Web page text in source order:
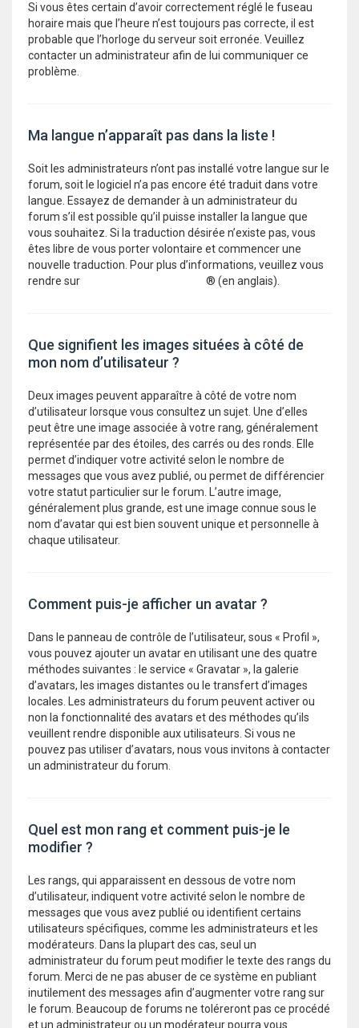
Si vous êtes certain d’avoir correctement réglé le fuseau
horaire mais que l’heure n’est toujours pas correcte, il est
probable que l’horloge du serveur soit erronée. Veuillez
contacter un administrateur afin de lui communiquer ce
problème.
Ma langue n’apparaît pas dans la liste !
Soit les administrateurs n’ont pas installé votre langue sur le
forum, soit le logiciel n’a pas encore été traduit dans votre
langue. Essayez de demander à un administrateur du
forum s’il est possible qu’il puisse installer la langue que
vous souhaitez. Si la traduction désirée n’existe pas, vous
êtes libre de vous porter volontaire et commencer une
nouvelle traduction. Pour plus d’informations, veuillez vous
rendre sur
® (en anglais).
Que signifient les images situées à côté de
mon nom d’utilisateur ?
Deux images peuvent apparaître à côté de votre nom
d’utilisateur lorsque vous consultez un sujet. Une d’elles
peut être une image associée à votre rang, généralement
représentée par des étoiles, des carrés ou des ronds. Elle
permet d’indiquer votre activité selon le nombre de
messages que vous avez publié, ou permet de différencier
votre statut particulier sur le forum. L’autre image,
généralement plus grande, est une image connue sous le
nom d’avatar qui est bien souvent unique et personnelle à
chaque utilisateur.
Comment puis-je afficher un avatar ?
Dans le panneau de contrôle de l’utilisateur, sous « Profil »,
vous pouvez ajouter un avatar en utilisant une des quatre
méthodes suivantes : le service « Gravatar », la galerie
d’avatars, les images distantes ou le transfert d’images
locales. Les administrateurs du forum peuvent activer ou
non la fonctionnalité des avatars et des méthodes qu’ils
veuillent rendre disponible aux utilisateurs. Si vous ne
pouvez pas utiliser d’avatars, nous vous invitons à contacter
un administrateur du forum.
Quel est mon rang et comment puis-je le
modifier ?
Les rangs, qui apparaissent en dessous de votre nom
d’utilisateur, indiquent votre activité selon le nombre de
messages que vous avez publié ou identifient certains
utilisateurs spécifiques, comme les administrateurs et les
modérateurs. Dans la plupart des cas, seul un
administrateur du forum peut modifier le texte des rangs du
forum. Merci de ne pas abuser de ce système en publiant
inutilement des messages afin d’augmenter votre rang sur
le forum. Beaucoup de forums ne toléreront pas ce procédé
et un administrateur ou un modérateur pourra vous